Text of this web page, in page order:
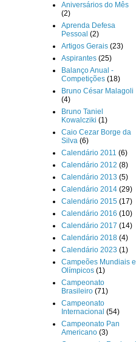
Aniversários do Mês
(2)
Aprenda Defesa
Pessoal (2)
Artigos Gerais (23)
Aspirantes (25)
Balanço Anual -
Competições (18)
Bruno César Malagoli
(4)
Bruno Taniel
Kowalcziki (1)
Caio Cezar Borge da
Silva (6)
Calendário 2011 (6)
Calendário 2012 (8)
Calendário 2013 (5)
Calendário 2014 (29)
Calendário 2015 (17)
Calendário 2016 (10)
Calendário 2017 (14)
Calendário 2018 (4)
Calendário 2023 (1)
Campeões Mundiais e
Olímpicos (1)
Campeonato
Brasileiro (71)
Campeonato
Internacional (54)
Campeonato Pan
Americano (3)